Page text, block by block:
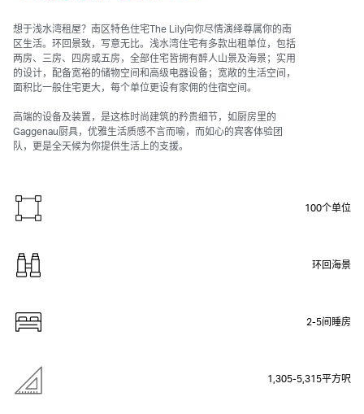
想于浅水湾租屋？南区特色住宅The Lily向你尽情演绎尊属你的南
区生活。环回景致，写意无比。浅水湾住宅有多款出租单位，包括
两房、三房、四房或五房，全部住宅皆拥有醉人山景及海景；实用
的设计，配备宽裕的储物空间和高级电器设备；宽敞的生活空间，
面积比一般住宅更大，每个单位更设有家佣的住宿空间。
高端的设备及装置，是这栋时尚建筑的矜贵细节，如厨房里的
Gaggenau厨具，优雅生活质感不言而喻，而如心的宾客体验团
队，更是全天候为你提供生活上的支援。
100个单位
环回海景
2-5间睡房
1,305-5,315平方呎